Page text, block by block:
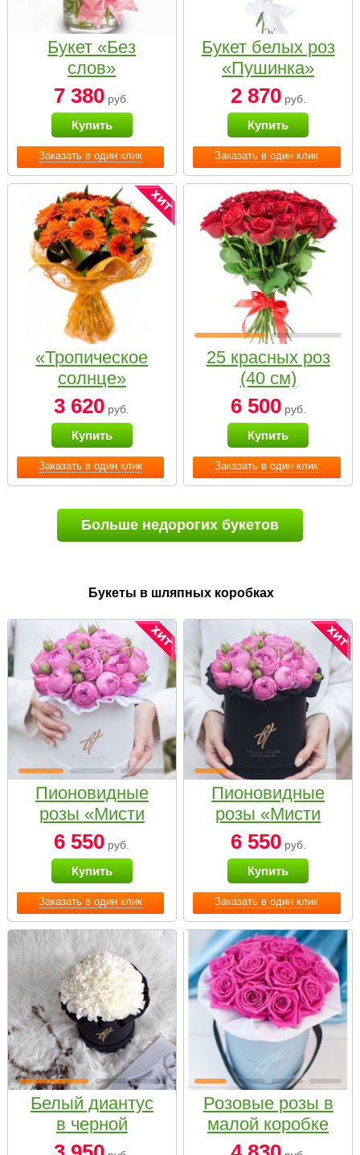
Заказать в один клик
Букет «Без
слов»
7 380 руб.
Купить
Заказать в один клик
Букет белых роз
«Пушинка»
2 870руб.
Купить
Заказать в один клик
«Тропическое
солнце»
3 620 руб.
Купить
Заказать в один клик
25 красных роз
(40 см)
6 500руб.
Купить
Больше недорогих букетов
Букеты в шляпных коробках
Заказать в один клик
Пионовидные
розы «Мисти
бабблс» в белой
коробке Small
6 550 руб.
Купить
Заказать в один клик
Пионовидные
розы «Мисти
бабблс» в
черной коробке
Small
6 550руб.
Купить
Белый диантус
в черной
коробке Small
Розовые розы в
малой коробке